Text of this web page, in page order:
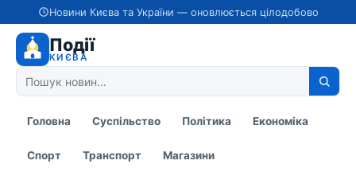
Новини Києва та України — оновлюється цілодобово
Події
КИЄВА
Головна Суспільство Політика Економіка
Спорт Транспорт Магазини